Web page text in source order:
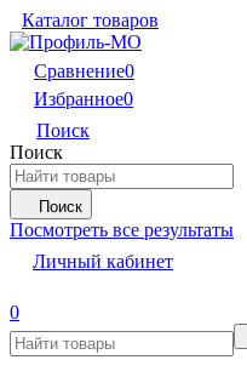
Каталог товаров
Сравнение0
Избранное0
Поиск
Поиск
Поиск
Посмотреть все результаты
Личный кабинет
0